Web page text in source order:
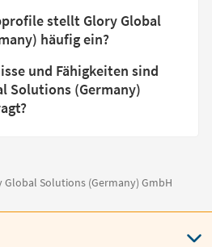
stellt Glory Global
häufig ein?
und Fähigkeiten sind
Solutions (Germany)
Global Solutions (Germany) GmbH